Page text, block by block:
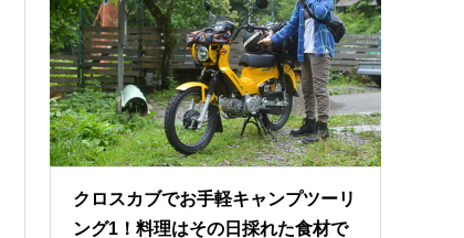
クロスカブでお手軽キャンプツーリ
ング1！料理はその日採れた食材で